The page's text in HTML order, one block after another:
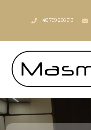
+48 799 286 813